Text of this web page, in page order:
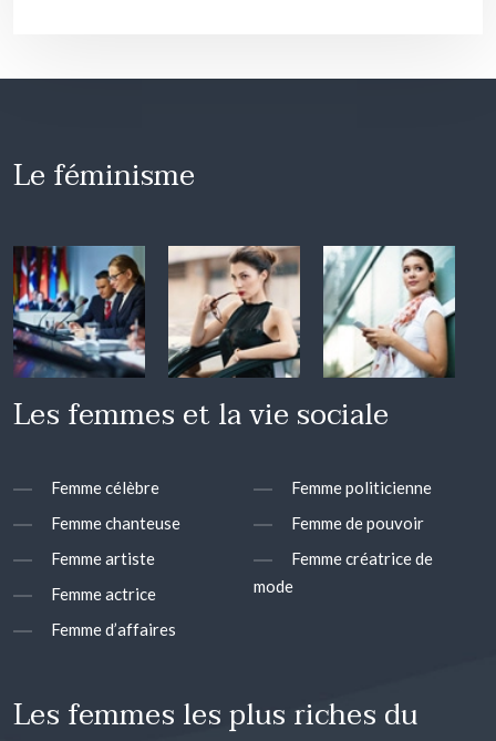
Le féminisme
Les femmes et la vie sociale
Femme célèbre
Femme chanteuse
Femme artiste
Femme actrice
Femme d’affaires
Femme politicienne
Femme de pouvoir
Femme créatrice de
mode
Les femmes les plus riches du